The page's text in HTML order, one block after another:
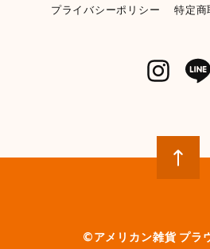
プライバシーポリシー 特定商
©︎アメリカン雑貨 プラ